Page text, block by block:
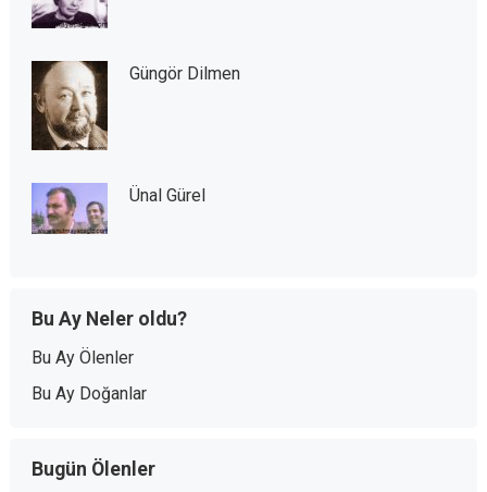
Güngör Dilmen
Ünal Gürel
Bu Ay Neler oldu?
Bu Ay Ölenler
Bu Ay Doğanlar
Bugün Ölenler